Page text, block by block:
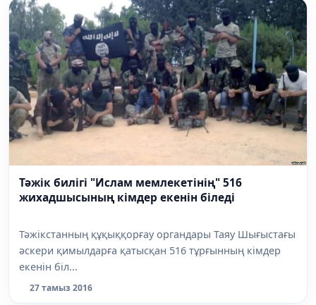
Тәжік билігі "Ислам мемлекетінің" 516
жихадшысының кімдер екенін біледі
Тәжікстанның құқыққорғау органдары Таяу Шығыстағы
әскери қимылдарға қатысқан 516 тұрғынның кімдер
екенін біл...
27 тамыз 2016